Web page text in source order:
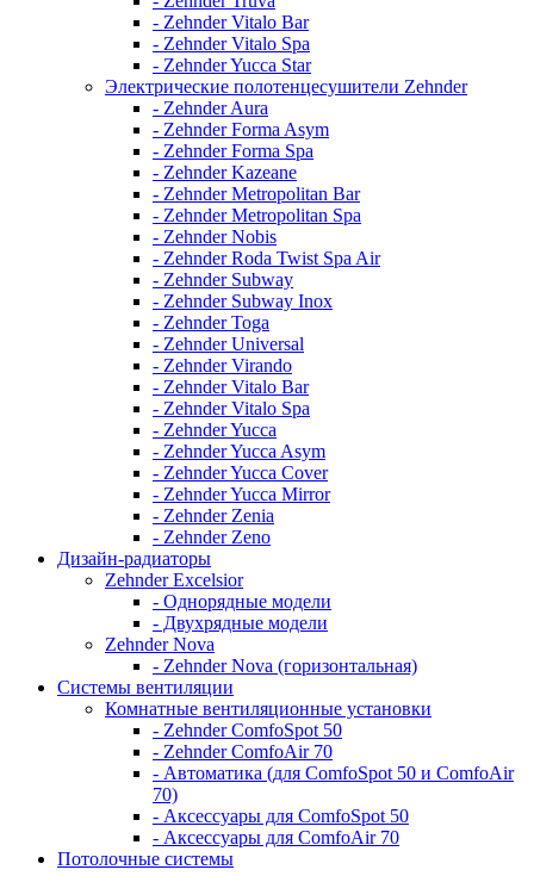
- Zehnder Vitalo Bar
- Zehnder Vitalo Spa
- Zehnder Yucca Star
Электрические полотенцесушители Zehnder
- Zehnder Aura
- Zehnder Forma Asym
- Zehnder Forma Spa
- Zehnder Kazeane
- Zehnder Metropolitan Bar
- Zehnder Metropolitan Spa
- Zehnder Nobis
- Zehnder Roda Twist Spa Air
- Zehnder Subway
- Zehnder Subway Inox
- Zehnder Toga
- Zehnder Universal
- Zehnder Virando
- Zehnder Vitalo Bar
- Zehnder Vitalo Spa
- Zehnder Yucca
- Zehnder Yucca Asym
- Zehnder Yucca Cover
- Zehnder Yucca Mirror
- Zehnder Zenia
- Zehnder Zeno
Дизайн-радиаторы
Zehnder Excelsior
- Однорядные модели
- Двухрядные модели
Zehnder Nova
- Zehnder Nova (горизонтальная)
Системы вентиляции
Комнатные вентиляционные установки
- Zehnder ComfoSpot 50
- Zehnder ComfoAir 70
- Автоматика (для ComfoSpot 50 и ComfoAir
70)
- Аксессуары для ComfoSpot 50
- Аксессуары для ComfoAir 70
Потолочные системы